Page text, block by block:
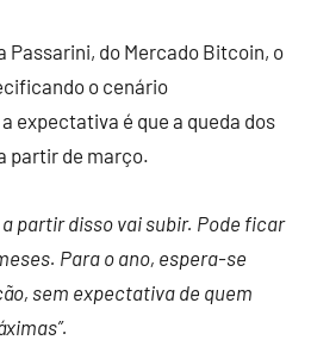
Passarini, do Mercado Bitcoin, o
o cenário
expectativa é que a queda dos
partir de março.
a partir disso vai subir. Pode ficar
Para o ano, espera-se
sem expectativa de quem